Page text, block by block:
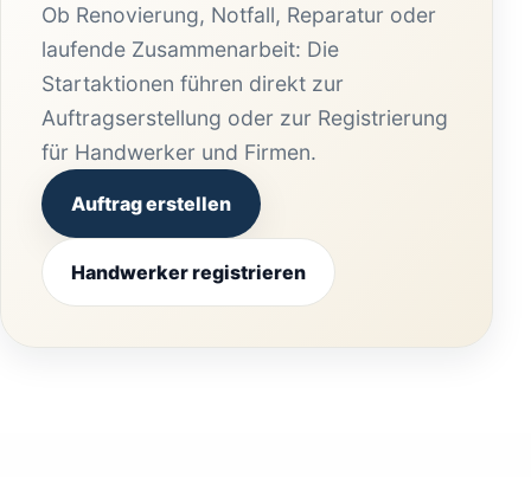
Ob Renovierung, Notfall, Reparatur oder
laufende Zusammenarbeit: Die
Startaktionen führen direkt zur
Auftragserstellung oder zur Registrierung
für Handwerker und Firmen.
Auftrag erstellen
Handwerker registrieren